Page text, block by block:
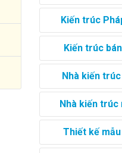
Kiến trúc
Kiến trúc
Nhà kiến
Nhà kiến trúc
Thiết kế